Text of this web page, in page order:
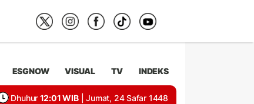
ESGNOW VISUAL TV INDEKS
Dhuhur 12:01 WIB | Jumat, 24 Safar 1448